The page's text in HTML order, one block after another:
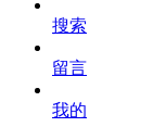
搜索
留言
我的